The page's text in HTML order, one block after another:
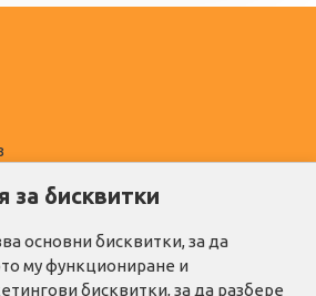
за бисквитки
основни бисквитки, за да
му функциониране и
бисквитки, за да разбере